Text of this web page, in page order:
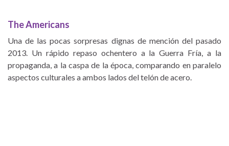
The Americans
Una de las pocas sorpresas dignas de mención del pasado
2013. Un rápido repaso ochentero a la Guerra Fría, a la
propaganda, a la caspa de la época, comparando en paralelo
aspectos culturales a ambos lados del telón de acero.